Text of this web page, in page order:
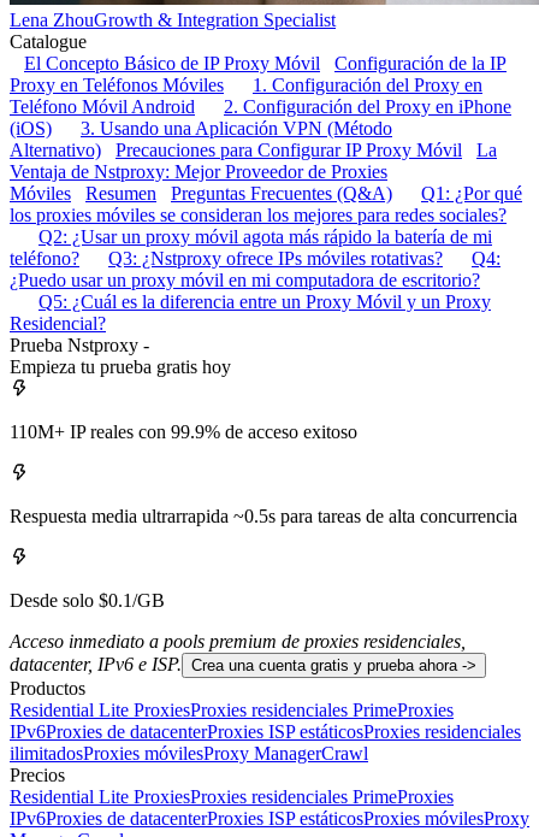
Lena ZhouGrowth & Integration Specialist
Catalogue
El Concepto Básico de IP Proxy Móvil
Configuración de la IP
Proxy en Teléfonos Móviles
1. Configuración del Proxy en
Teléfono Móvil Android
2. Configuración del Proxy en iPhone
(iOS)
3. Usando una Aplicación VPN (Método
Alternativo)
Precauciones para Configurar IP Proxy Móvil
La
Ventaja de Nstproxy: Mejor Proveedor de Proxies
Móviles
Resumen Preguntas Frecuentes (Q&A)
Q1: ¿Por qué
los proxies móviles se consideran los mejores para redes sociales?
Q2: ¿Usar un proxy móvil agota más rápido la batería de mi
teléfono?
Q3: ¿Nstproxy ofrece IPs móviles rotativas?
Q4:
¿Puedo usar un proxy móvil en mi computadora de escritorio?
Q5: ¿Cuál es la diferencia entre un Proxy Móvil y un Proxy
Residencial?
Prueba Nstproxy -
Empieza tu prueba gratis hoy
110M+ IP reales con 99.9% de acceso exitoso
Respuesta media ultrarrapida ~0.5s para tareas de alta concurrencia
Desde solo $0.1/GB
Acceso inmediato a pools premium de proxies residenciales,
datacenter, IPv6 e ISP. Crea una cuenta gratis y prueba ahora ->
Productos
Residential Lite ProxiesProxies residenciales PrimeProxies
IPv6Proxies de datacenterProxies ISP estáticosProxies residenciales
ilimitadosProxies móvilesProxy ManagerCrawl
Precios
Residential Lite ProxiesProxies residenciales PrimeProxies
IPv6Proxies de datacenterProxies ISP estáticosProxies móvilesProxy